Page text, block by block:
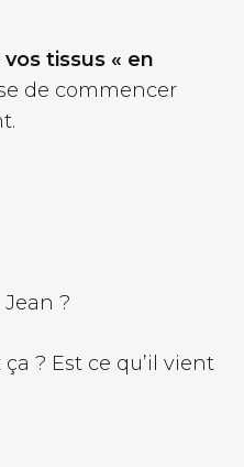
tissus « en
de commencer
?
? Est ce qu’il vient